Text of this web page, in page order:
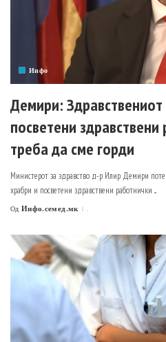
Инфо
Демири:
посветени
треба да сме горди
Министерот за здравство д-р Илир Демири
храбри и посветени здравствени работнички ...
Posted
Од Инфо.семед.мк .